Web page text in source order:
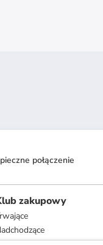
połączenie
zakupowy